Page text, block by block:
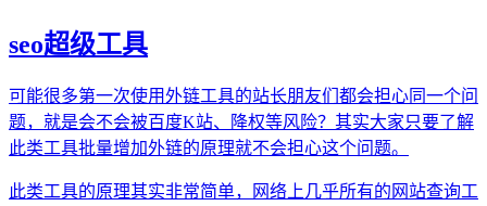
seo超级工具
可能很多第一次使用外链工具的站长朋友们都会担心同一个问
题，就是会不会被百度K站、降权等风险？其实大家只要了解
此类工具批量增加外链的原理就不会担心这个问题。
此类工具的原理其实非常简单，网络上几乎所有的网站查询工